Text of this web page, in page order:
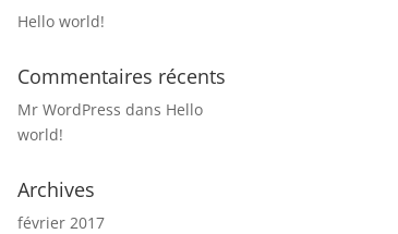
Hello world!
Commentaires récents
Mr WordPress dans Hello
world!
Archives
février 2017